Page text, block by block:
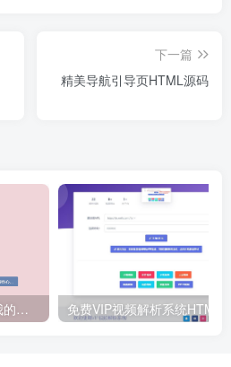
下一篇
精美导航引导页HTML源码
抖音上较火的“可以成为我的恋人吗”HTML源码